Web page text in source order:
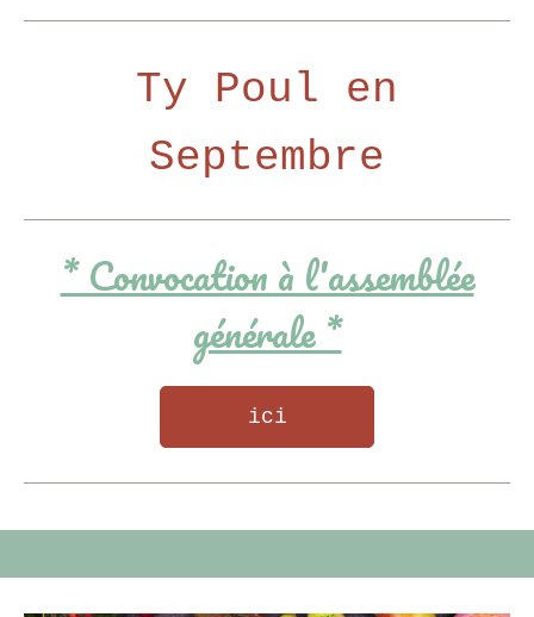
Ty Poul en
Septembre
* Convocation à l'assemblée
générale *
ici